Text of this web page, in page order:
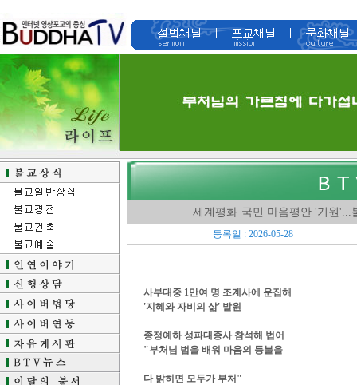
세계평화·국민 마음평안 '기원'...
등록일 : 2026-05-28
사부대중 1만여 명 조계사에 운집해
'지혜와 자비의 삶' 발원
종정예하 성파대종사 참석해 법어
"부처님 법을 배워 마음의 등불을
다 밝히면 모두가 부처"